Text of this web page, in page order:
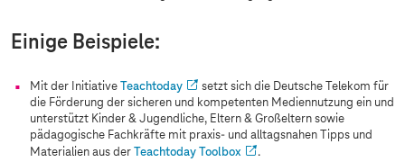
Einige Beispiele:
Mit der Initiative Teachtoday
setzt sich die Deutsche Telekom für
die Förderung der sicheren und kompetenten Mediennutzung ein und
unterstützt Kinder & Jugendliche, Eltern & Großeltern sowie
pädagogische Fachkräfte mit praxis- und alltagsnahen Tipps und
Materialien aus der Teachtoday Toolbox .